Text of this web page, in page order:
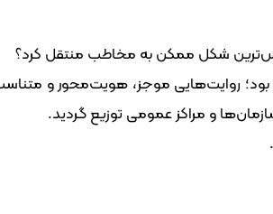
شکل ممکن به مخاطب منتقل کرد؟
و مراکز عمومی توزیع گردید.